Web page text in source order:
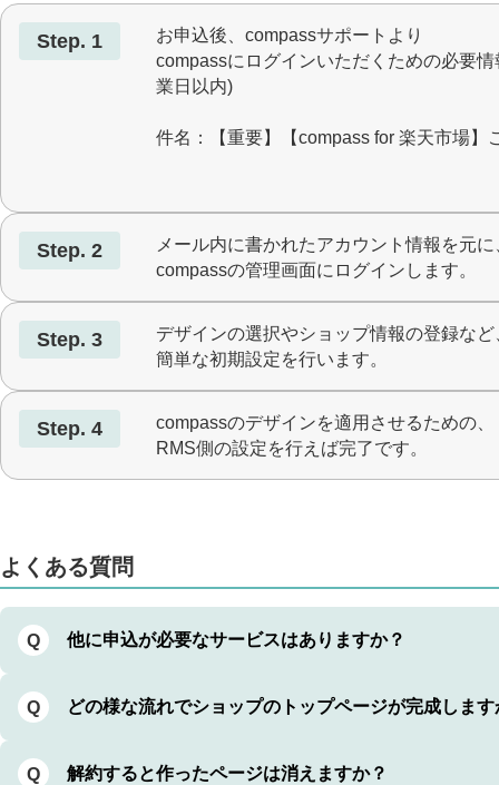
Step. 1
お申込後、compassサポートより
compassにログインいただくための必要
業日以内)
件名：【重要】【compass for 楽天市場】
Step. 2
メール内に書かれたアカウント情報を元に
compassの管理画面にログインします。
Step. 3
デザインの選択やショップ情報の登録など
簡単な初期設定を行います。
Step. 4
compassのデザインを適用させるための、
RMS側の設定を行えば完了です。
よくある質問
Q 他に申込が必要なサービスはありますか？
Q どの様な流れでショップのトップページが完成します
Q 解約すると作ったページは消えますか？